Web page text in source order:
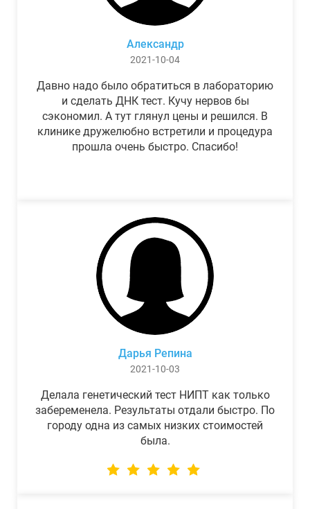
Александр
2021-10-04
Давно надо было обратиться в лабораторию
и сделать ДНК тест. Кучу нервов бы
сэкономил. А тут глянул цены и решился. В
клинике дружелюбно встретили и процедура
прошла очень быстро. Спасибо!
Дарья Репина
2021-10-03
Делала генетический тест НИПТ как только
забеременела. Результаты отдали быстро. По
городу одна из самых низких стоимостей
была.